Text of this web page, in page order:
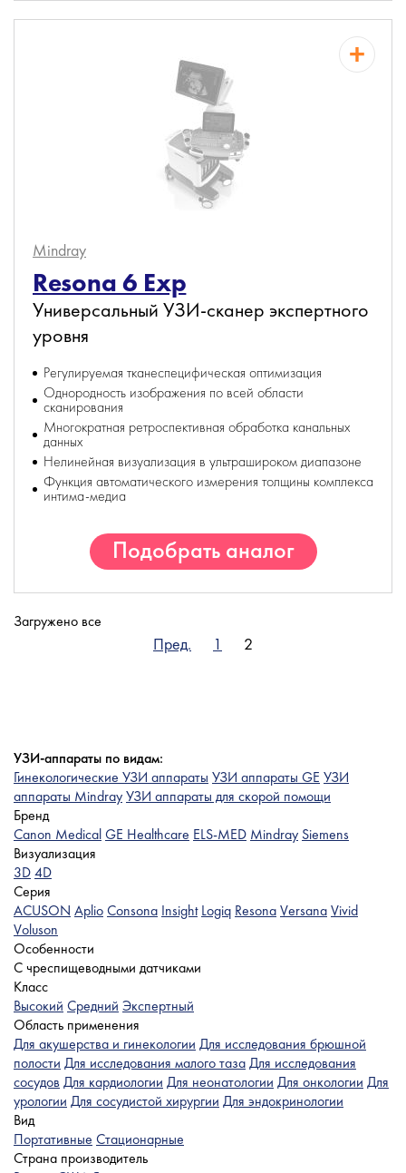
Mindray
Resona 6 Exp
Универсальный УЗИ-сканер экспертного
уровня
Регулируемая тканеспецифическая оптимизация
Однородность изображения по всей области
сканирования
Многократная ретроспективная обработка канальных
данных
Нелинейная визуализация в ультрашироком диапазоне
Функция автоматического измерения толщины комплекса
интима-медиа
Подобрать аналог
Загружено все
Пред. 1 2
УЗИ-аппараты по видам:
Гинекологические УЗИ аппараты УЗИ аппараты GE УЗИ
аппараты MindrayУЗИ аппараты для скорой помощи
Бренд
Canon MedicalGE Healthcare ELS-MED Mindray Siemens
Визуализация
3D4D
Серия
ACUSON AplioConsona Insight Logiq ResonaVersanaVivid
Voluson
Особенности
C чреспищеводными датчиками
Класс
Высокий Средний Экспертный
Область применения
Для акушерства и гинекологии Для исследования брюшной
полости Для исследования малого тазаДля исследования
сосудов Для кардиологии Для неонатологии Для онкологии Для
урологии Для сосудистой хирургии Для эндокринологии
Вид
Портативные Стационарные
Страна производитель